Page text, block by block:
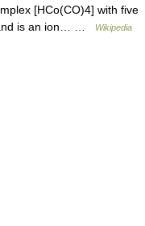
[HCo(CO)4] with five
is an ion… …
Wikipedia